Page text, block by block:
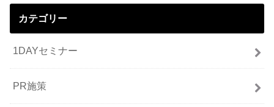
カテゴリー
1DAYセミナー
PR施策